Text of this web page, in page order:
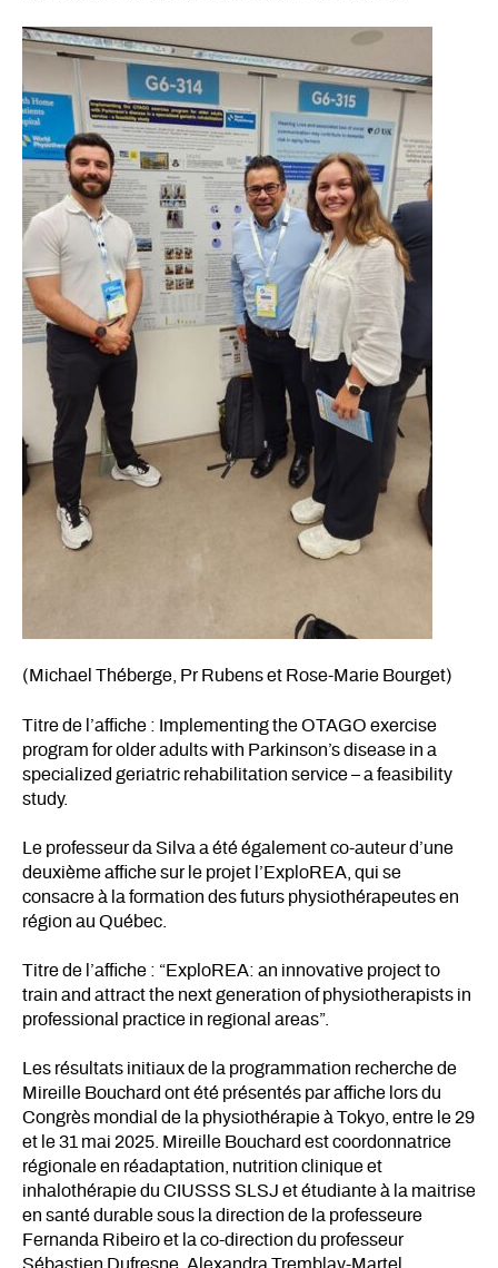
(Michael Théberge, Pr Rubens et Rose-Marie Bourget)
Titre de l’affiche : Implementing the OTAGO exercise
program for older adults with Parkinson’s disease in a
specialized geriatric rehabilitation service – a feasibility
study.
Le professeur da Silva a été également co-auteur d’une
deuxième affiche sur le projet l’ExploREA, qui se
consacre à la formation des futurs physiothérapeutes en
région au Québec.
Titre de l’affiche : “ExploREA: an innovative project to
train and attract the next generation of physiotherapists in
professional practice in regional areas”.
Les résultats initiaux de la programmation recherche de
Mireille Bouchard ont été présentés par affiche lors du
Congrès mondial de la physiothérapie à Tokyo, entre le 29
et le 31 mai 2025. Mireille Bouchard est coordonnatrice
régionale en réadaptation, nutrition clinique et
inhalothérapie du CIUSSS SLSJ et étudiante à la maitrise
en santé durable sous la direction de la professeure
Fernanda Ribeiro et la co-direction du professeur